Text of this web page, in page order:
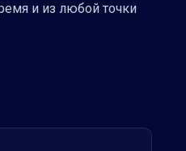
и из любой точки